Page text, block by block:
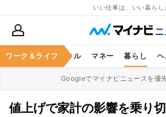
いい仕事は、いい暮らし
ワーク＆ライフ
ア ビジネススキル マネー 暮らし
Googleでマイナビニュースを優
値上げで家計の影響を乗り